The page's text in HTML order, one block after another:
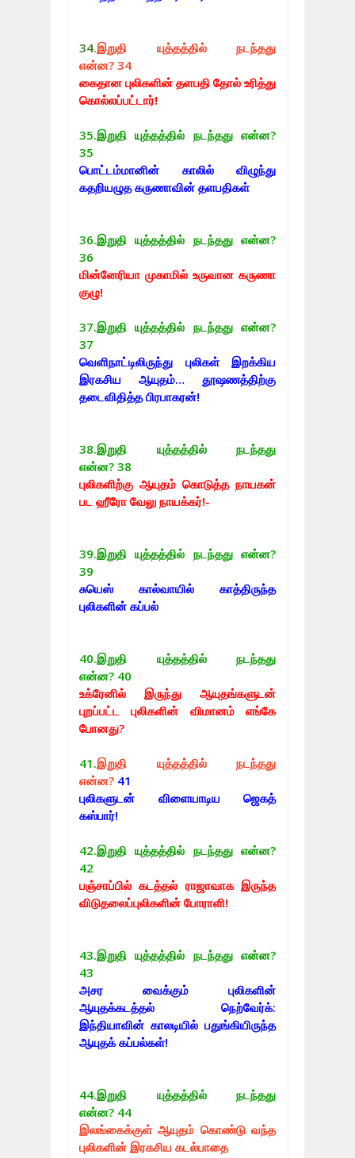
34.இறுதி யுத்தத்தில் நடந்தது
என்ன? 34
கைதான புலிகளின் தளபதி தோல் உரித்து
கொல்லப்பட்டார்!
35.இறுதி யுத்தத்தில் நடந்தது என்ன?
35
பொட்டம்மானின் காலில் விழுந்து
கதறியழுத கருணாவின் தளபதிகள்
36.இறுதி யுத்தத்தில் நடந்தது என்ன?
36
மின்னேரியா முகாமில் உருவான கருணா
குழு!
37.இறுதி யுத்தத்தில் நடந்தது என்ன?
37
வெளிநாட்டிலிருந்து புலிகள் இறக்கிய
இரகசிய ஆயுதம்… தூஷணத்திற்கு
தடைவிதித்த பிரபாகரன்!
38.இறுதி யுத்தத்தில் நடந்தது
என்ன? 38
புலிகளிற்கு ஆயுதம் கொடுத்த நாயகன்
பட ஹீரோ வேலு நாயக்கர்!-
39.இறுதி யுத்தத்தில் நடந்தது என்ன?
39
சுயெஸ் கால்வாயில் காத்திருந்த
புலிகளின் கப்பல்
40.இறுதி யுத்தத்தில் நடந்தது
என்ன? 40
உக்ரேனில் இருந்து ஆயுதங்களுடன்
புறப்பட்ட புலிகளின் விமானம் எங்கே
போனது?
41.இறுதி யுத்தத்தில் நடந்தது
என்ன? 41
புலிகளுடன் விளையாடிய ஜெகத்
கஸ்பார்!
42.இறுதி யுத்தத்தில் நடந்தது என்ன?
42
பஞ்சாப்பில் கடத்தல் ராஜாவாக இருந்த
விடுதலைப்புலிகளின் போராளி!
43.இறுதி யுத்தத்தில் நடந்தது என்ன?
43
அசர வைக்கும் புலிகளின்
ஆயுதக்கடத்தல் நெற்வேர்க்:
இந்தியாவின் காலடியில் பதுங்கியிருந்த
ஆயுதக் கப்பல்கள்!
44.இறுதி யுத்தத்தில் நடந்தது
என்ன? 44
இலங்கைக்குள் ஆயுதம் கொண்டு வந்த
புலிகளின் இரகசிய கடல்பாதை